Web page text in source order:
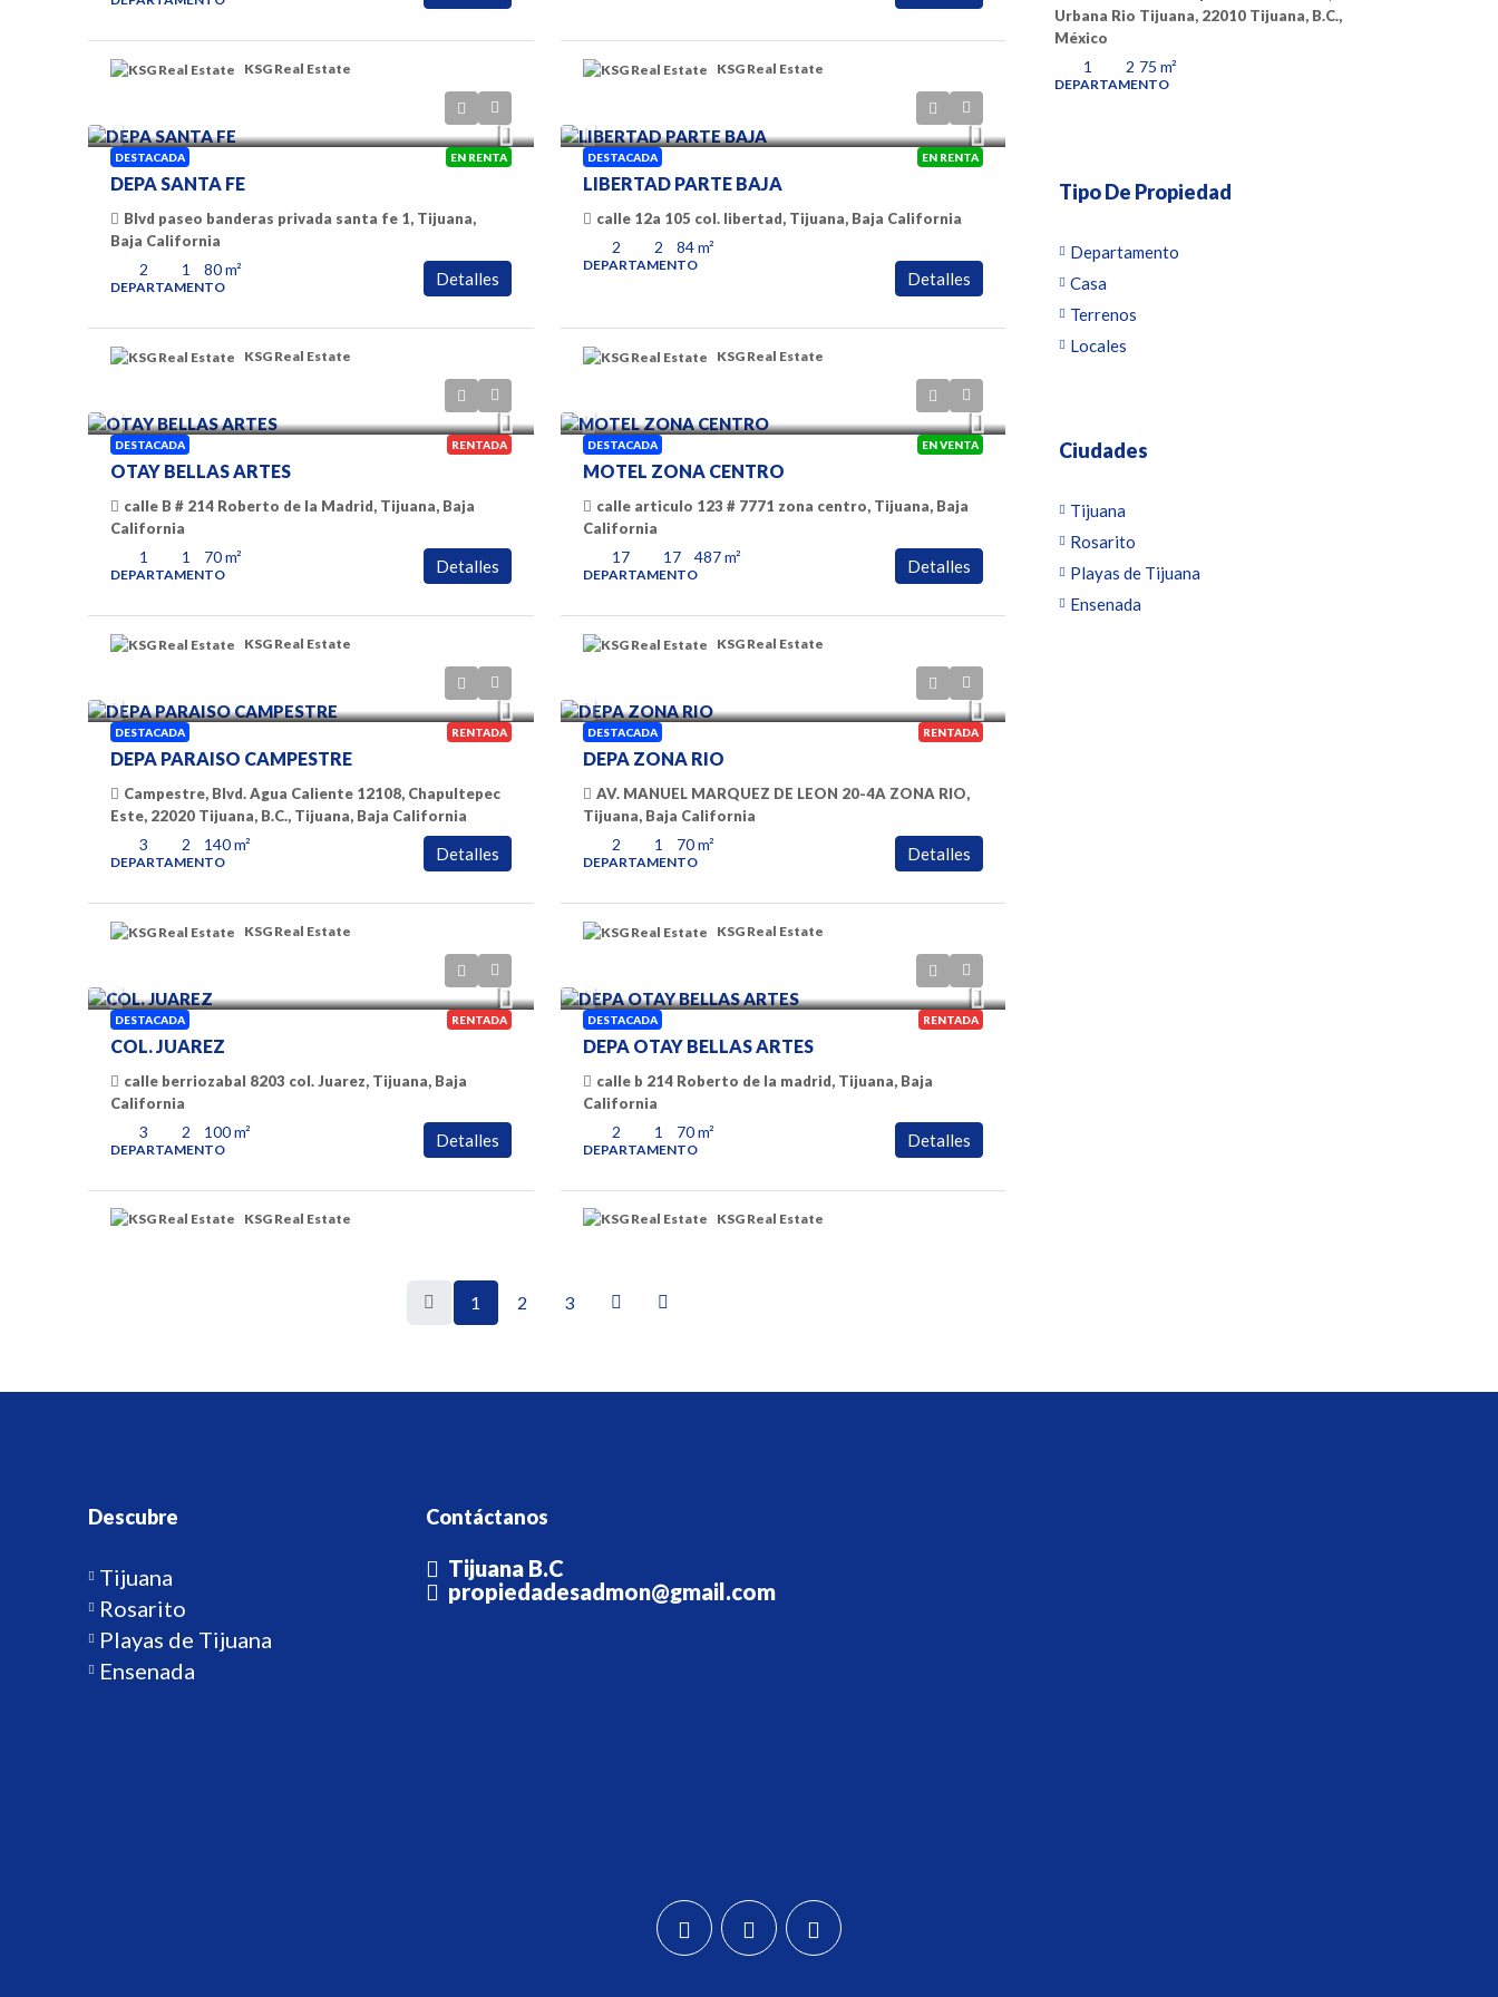
KSG Real Estate KSG Real Estate
DESTACADA EN RENTA
DEPA SANTA FE
Blvd paseo banderas privada santa fe 1, Tijuana,
Baja California
2 1 80m²
DEPARTAMENTO Detalles
KSG Real Estate
DESTACADA EN RENTA
LIBERTAD PARTE BAJA
calle 12a 105 col. libertad, Tijuana, Baja California
2 2 84m²
DEPARTAMENTO
Detalles
KSG Real Estate
DESTACADA RENTADA
OTAY BELLAS ARTES
calle B # 214 Roberto de la Madrid, Tijuana, Baja
California
1 1 70m²
DEPARTAMENTO Detalles
KSG Real Estate
DESTACADA EN VENTA
MOTEL ZONA CENTRO
calle articulo 123 # 7771 zona centro, Tijuana, Baja
California
17 17 487m²
DEPARTAMENTO Detalles
KSG Real Estate
DESTACADA RENTADA
DEPA PARAISO CAMPESTRE
Campestre, Blvd. Agua Caliente 12108, Chapultepec
Este, 22020 Tijuana, B.C., Tijuana, Baja California
3 2 140m²
DEPARTAMENTO Detalles
KSG Real Estate
DESTACADA RENTADA
DEPA ZONA RIO
AV. MANUEL MARQUEZ DE LEON 20-4A ZONA RIO,
Tijuana, Baja California
2 1 70m²
DEPARTAMENTO Detalles
KSG Real Estate
DESTACADA RENTADA
COL. JUAREZ
calle berriozabal 8203 col. Juarez, Tijuana, Baja
California
3 2 100m²
DEPARTAMENTO Detalles
KSG Real Estate
DESTACADA RENTADA
DEPA OTAY BELLAS ARTES
calle b 214 Roberto de la madrid, Tijuana, Baja
California
2 1 70m²
DEPARTAMENTO Detalles
KSG Real Estate
1 2 3
calle Frida Kahlo , zona rio, Tijuana, Baja
m²
Playas de Tijuana, Baja California
6 1 4 275m²
Urbana Rio Tijuana, 22010 Tijuana, B.C.,
México
1 2 75 m²
DEPARTAMENTO
Tipo De Propiedad
Departamento
Casa
Terrenos
Locales
Ciudades
Tijuana
Rosarito
Playas de Tijuana
Ensenada
Descubre
Tijuana
Rosarito
Playas de Tijuana
Ensenada
Contáctanos
Tijuana B.C
propiedadesadmon@gmail.com